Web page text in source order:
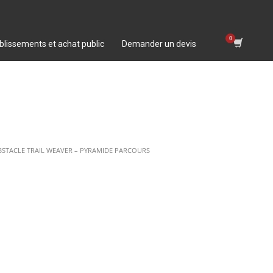
et achat public Demander un devis
TRAIL WEAVER – PYRAMIDE PARCOURS